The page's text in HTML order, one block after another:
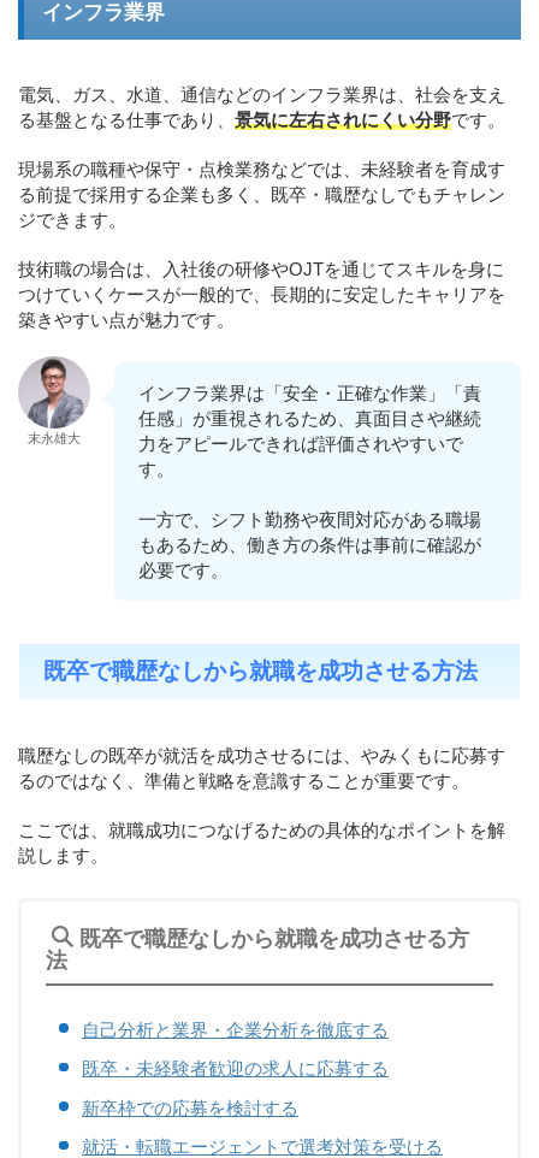
インフラ業界
電気、ガス、水道、通信などのインフラ業界は、社会を支え
る基盤となる仕事であり、 景気に左右されにくい分野です。
現場系の職種や保守・点検業務などでは、未経験者を育成す
る前提で採用する企業も多く、既卒・職歴なしでもチャレン
ジできます。
技術職の場合は、入社後の研修やOJTを通じてスキルを身に
つけていくケースが一般的で、長期的に安定したキャリアを
築きやすい点が魅力です。
末永雄大
インフラ業界は「安全・正確な作業」「責
任感」が重視されるため、真面目さや継続
力をアピールできれば評価されやすいで
す。
一方で、シフト勤務や夜間対応がある職場
もあるため、働き方の条件は事前に確認が
必要です。
既卒で職歴なしから就職を成功させる方法
職歴なしの既卒が就活を成功させるには、やみくもに応募す
るのではなく、準備と戦略を意識することが重要です。
ここでは、就職成功につなげるための具体的なポイントを解
説します。
既卒で職歴なしから就職を成功させる方
法
自己分析と業界・企業分析を徹底する
既卒・未経験者歓迎の求人に応募する
新卒枠での応募を検討する
就活・転職エージェントで選考対策を受ける